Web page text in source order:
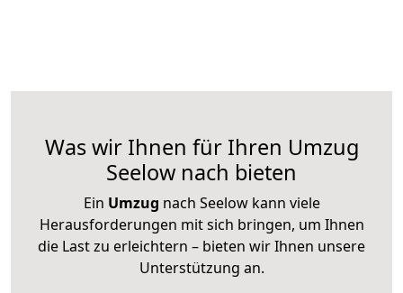
Was wir Ihnen für Ihren Umzug
Seelow nach bieten
Ein Umzug nach Seelow kann viele
Herausforderungen mit sich bringen, um Ihnen
die Last zu erleichtern – bieten wir Ihnen unsere
Unterstützung an.